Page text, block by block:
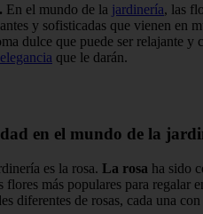
En el mundo de la jardinería, las
y sofisticadas que vienen en
dulce que puede ser relajante
que le darán.
en el mundo de la
es la rosa. La rosa ha sido
más populares para regalar
diferentes de rosas, cada una